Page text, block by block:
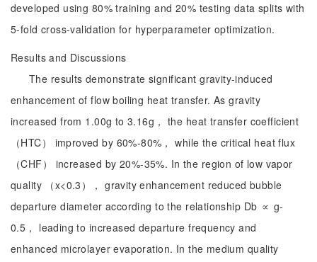
developed using 80% training and 20% testing data splits with
5-fold cross-validation for hyperparameter optimization.
Results and Discussions
The results demonstrate significant gravity-induced
enhancement of flow boiling heat transfer. As gravity
increased from 1.00g to 3.16g， the heat transfer coefficient
（HTC） improved by 60%-80%， while the critical heat flux
（CHF） increased by 20%-35%. In the region of low vapor
quality （x<0.3）， gravity enhancement reduced bubble
departure diameter according to the relationship Db ∝ g-
0.5， leading to increased departure frequency and
enhanced microlayer evaporation. In the medium quality